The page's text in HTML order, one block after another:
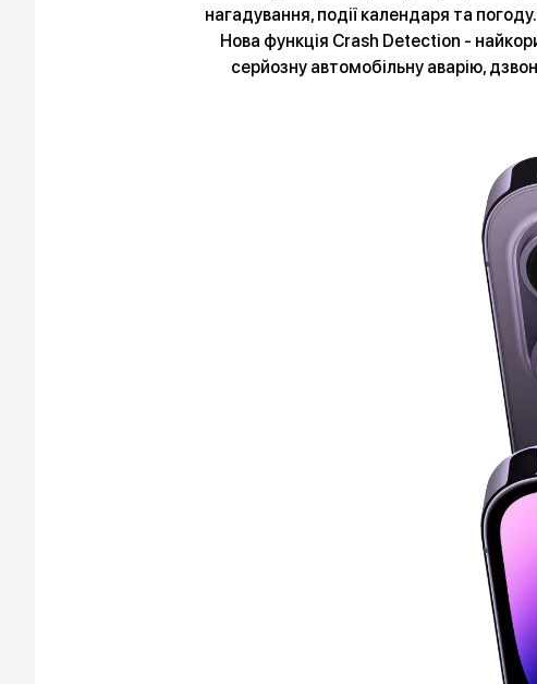
нагадування, події календаря та
Нова функція Crash Detection -
серйозну автомобільну аварію,